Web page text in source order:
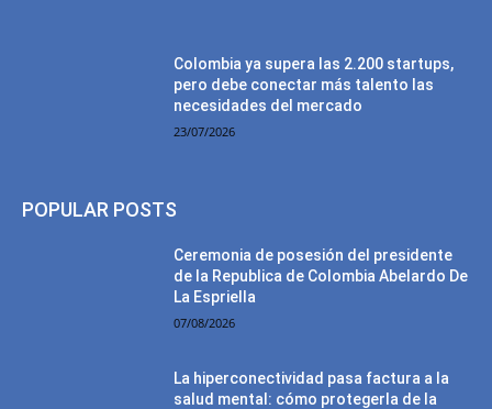
Colombia ya supera las 2.200 startups,
pero debe conectar más talento las
necesidades del mercado
23/07/2026
POPULAR POSTS
Ceremonia de posesión del presidente
de la Republica de Colombia Abelardo De
La Espriella
07/08/2026
La hiperconectividad pasa factura a la
salud mental: cómo protegerla de la